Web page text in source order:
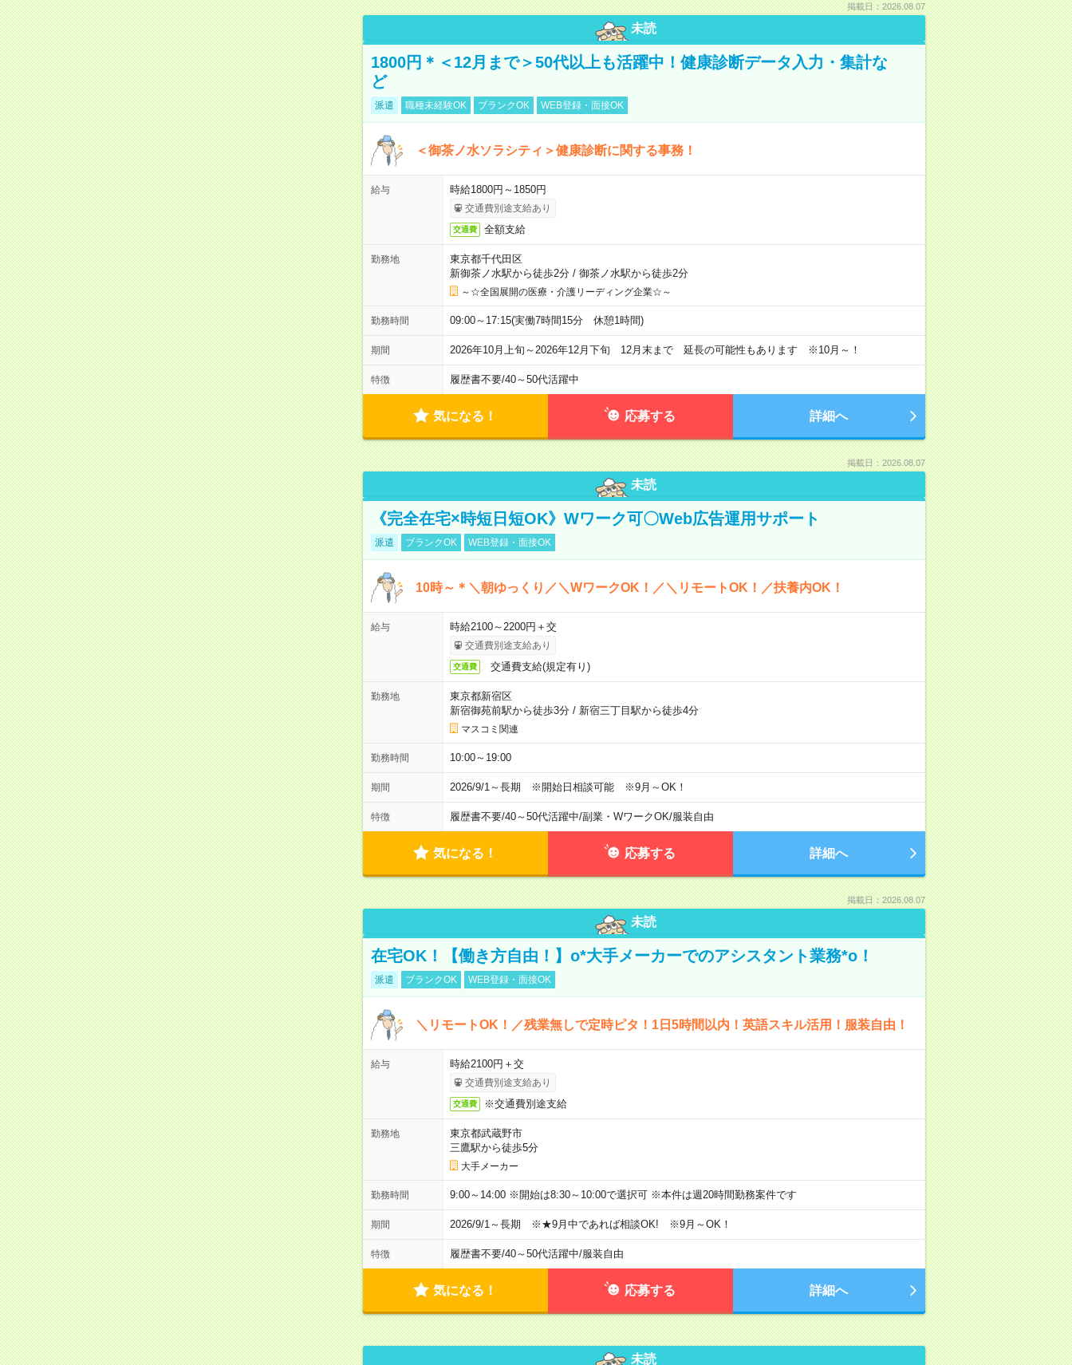
掲載日：2026.08.07
未読
1800円＊＜12月まで＞50代以上も活躍中！健康診断データ入力・集計な
ど
派遣 職種未経験OK ブランクOK WEB登録・面接OK
＜御茶ノ水ソラシティ＞健康診断に関する事務！
給与 時給1800円～1850円
交通費別途支給あり
交通費 全額支給
勤務地
東京都千代田区
新御茶ノ水駅から徒歩2分/ 御茶ノ水駅から徒歩2分
～☆全国展開の医療・介護リーディング企業☆～
勤務時間 09:00～17:15(実働7時間15分 休憩1時間)
期間 2026年10月上旬～2026年12月下旬 12月末まで 延長の可能性もあります ※10月～！
特徴 履歴書不要/40～50代活躍中
気になる！ 応募する 詳細へ
掲載日：2026.08.07
未読
《完全在宅×時短日短OK》Wワーク可〇Web広告運用サポート
派遣 ブランクOK WEB登録・面接OK
10時～＊＼朝ゆっくり／＼WワークOK！／＼リモートOK！／扶養内OK！
給与 時給2100～2200円＋交
交通費別途支給あり
交通費 交通費支給(規定有り)
勤務地
東京都新宿区
新宿御苑前駅から徒歩3分/ 新宿三丁目駅から徒歩4分
マスコミ関連
勤務時間 10:00～19:00
期間 2026/9/1～長期 ※開始日相談可能 ※9月～OK！
特徴 履歴書不要/40～50代活躍中/副業・WワークOK/服装自由
気になる！ 応募する 詳細へ
掲載日：2026.08.07
未読
在宅OK！【働き方自由！】o*大手メーカーでのアシスタント業務*o！
派遣 ブランクOK WEB登録・面接OK
＼リモートOK！／残業無しで定時ピタ！1日5時間以内！英語スキル活用！服装自由！
給与 時給2100円＋交
交通費別途支給あり
交通費 ※交通費別途支給
勤務地
東京都武蔵野市
三鷹駅から徒歩5分
大手メーカー
勤務時間 9:00～14:00 ※開始は8:30～10:00で選択可 ※本件は週20時間勤務案件です
期間 2026/9/1～長期 ※★9月中であれば相談OK! ※9月～OK！
特徴 履歴書不要/40～50代活躍中/服装自由
気になる！ 応募する 詳細へ
未読